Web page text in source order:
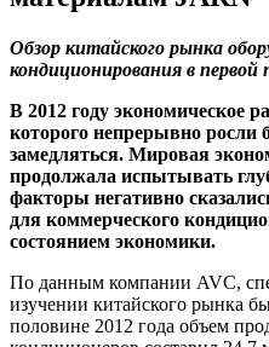
Обзор китайского рынка
кондиционирования в первой
В 2012 году экономическое
которого непрерывно росли
замедляться. Мировая
продолжала испытывать
факторы негативно
для коммерческого
состоянием экономики.
По данным компании AVC,
изучении китайского рынка
половине 2012 года объем